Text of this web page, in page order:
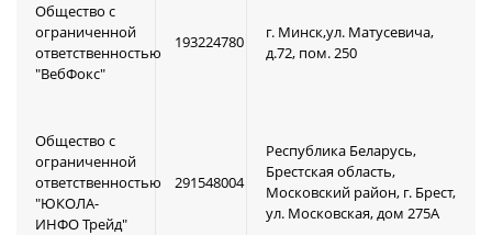
Общество с
ограниченной
ответственностью
"ВебФокс"
193224780
г. Минск,ул. Матусевича,
д.72, пом. 250
Общество с
ограниченной
ответственностью
"ЮКОЛА-
ИНФО Трейд"
291548004
Республика Беларусь,
Брестская область,
Московский район, г. Брест,
ул. Московская, дом 275А